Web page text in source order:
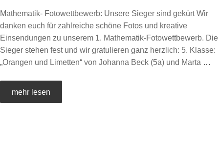
Mathematik- Fotowettbewerb: Unsere Sieger sind gekürt Wir
danken euch für zahlreiche schöne Fotos und kreative
Einsendungen zu unserem 1. Mathematik-Fotowettbewerb. Die
Sieger stehen fest und wir gratulieren ganz herzlich: 5. Klasse:
„Orangen und Limetten“ von Johanna Beck (5a) und Marta …
mehr lesen